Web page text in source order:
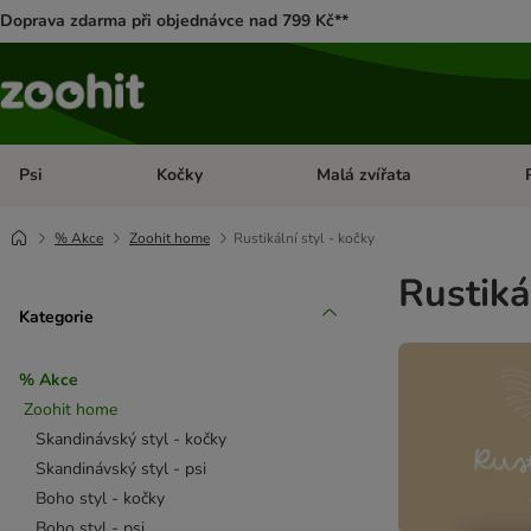
Doprava zdarma při objednávce nad 799 Kč**
Psi Otevřít menu: Psi
Kočky Otevřít menu: Kočky
Malá zvířata
% Akce Zoohit home Rustikální styl - kočky
Kategorie
% Akce
Zoohit home
Skandinávský styl - kočky
Skandinávský styl - psi
Boho styl - kočky